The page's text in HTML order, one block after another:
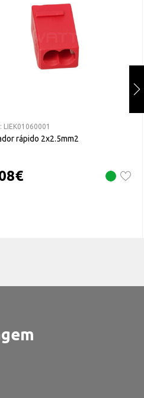
LIEK01060001
rápido 2x2.5mm2
€